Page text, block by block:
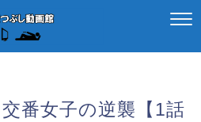
番女子の逆襲【1話